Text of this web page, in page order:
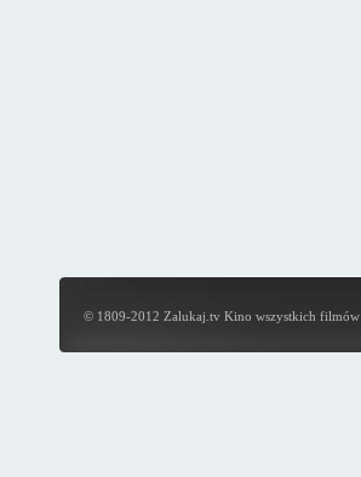
© 1809-2012 Zalukaj.tv Kino wszystkich filmów